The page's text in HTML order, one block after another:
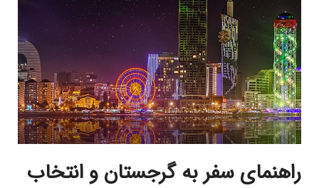
راهنمای سفر به گرجستان و انتخاب